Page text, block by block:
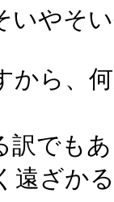
いやそ
から、
訳でも
遠ざか